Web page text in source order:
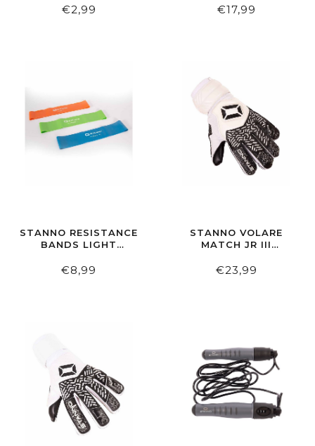
€2,99 €17,99
STANNO RESISTANCE
BANDS LIGHT
€8,99
STANNO VOLARE
MATCH JR III
€23,99